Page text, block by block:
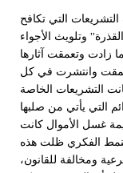
التي تكافح
وتلويث الأجواء
زادت وتعمقت آثارها
وانتشرت في كل
التشريعات الخاصة
التي يأتي من صلبها
غسل الأموال كانت
الفكري ظلت هذه
ومخالفة للقانون،